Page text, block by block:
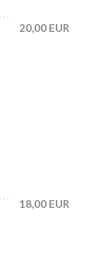
20,00 EUR
18,00 EUR